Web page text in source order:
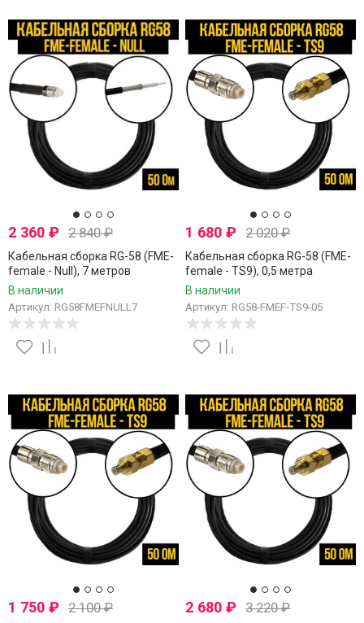
2 360 ₽ 2 840₽
Кабельная сборка RG-58 (FME-
female - Null), 7 метров
В наличии
Артикул: RG58FMEFNULL7
1 680₽ 2 020₽
Кабельная сборка RG-58 (FME-
female - TS9), 0,5 метра
В наличии
Артикул: RG58-FMEF-TS9-05
1 750 ₽ 2 100₽ 2 680₽ 3 220₽